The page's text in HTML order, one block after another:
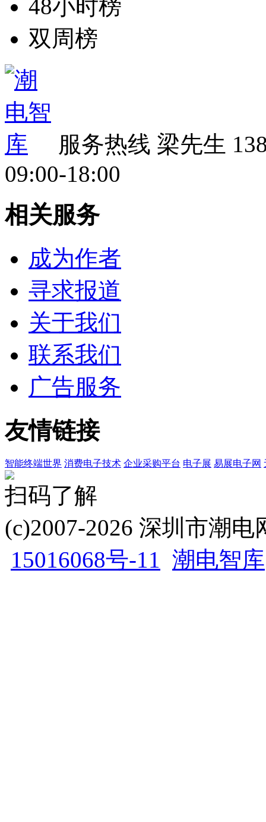
48小时榜
双周榜
服务热线 梁先生
09:00-18:00
相关服务
成为作者
寻求报道
关于我们
联系我们
广告服务
友情链接
智能终端世界 消费电子技术 企业采购平台 电子展 易展电子网
扫码了解
(c)2007-2026 深圳市潮
15016068号-11 潮电智库